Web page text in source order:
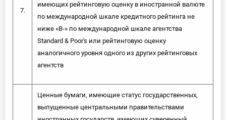
7.
имеющих рейтинговую оценку в иностранной валюте
по международной шкале кредитного рейтинга не
ниже «В-» по международной шкале агентства
Standard & Poor's или рейтинговую оценку
аналогичного уровня одного из других рейтинговых
агентств
Ценные бумаги, имеющие статус государственных,
выпущенные центральными правительствами